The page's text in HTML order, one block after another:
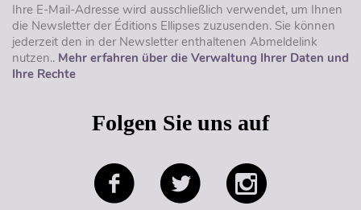
Ihre E-Mail-Adresse wird ausschließlich verwendet, um Ihnen
die Newsletter der Éditions Ellipses zuzusenden. Sie können
jederzeit den in der Newsletter enthaltenen Abmeldelink
nutzen.. Mehr erfahren über die Verwaltung Ihrer Daten und
Ihre Rechte
Folgen Sie uns auf